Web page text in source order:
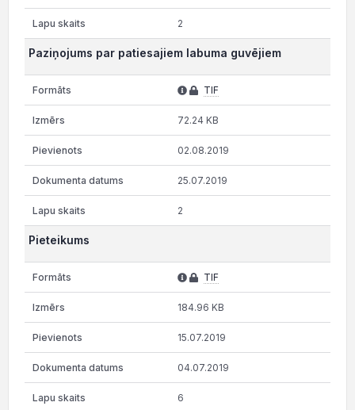
2
Paziņojums par patiesajiem labuma guvējiem
TIF
72.24 KB
02.08.2019
25.07.2019
2
Pieteikums
TIF
184.96 KB
15.07.2019
04.07.2019
6